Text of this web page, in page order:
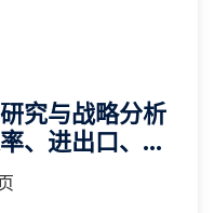
究与战略分析
、进出口、企